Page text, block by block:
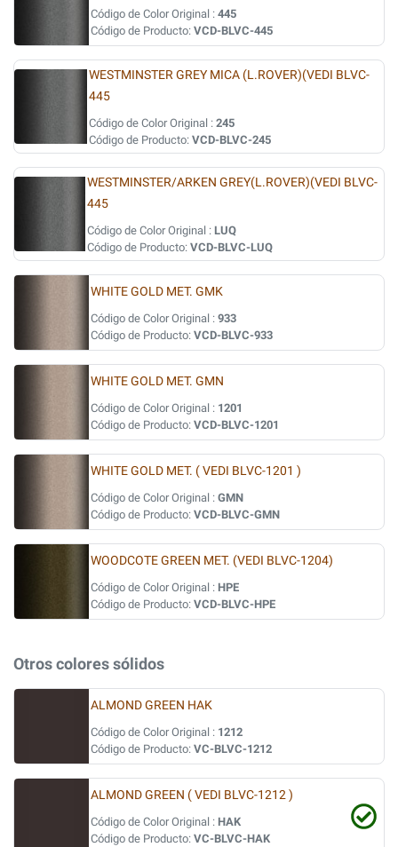
Código de Color Original : 445
Código de Producto: VCD-BLVC-445
WESTMINSTER GREY MICA (L.ROVER)(VEDI BLVC-
445
Código de Color Original : 245
Código de Producto: VCD-BLVC-245
WESTMINSTER/ARKEN GREY(L.ROVER)(VEDI BLVC-
445
Código de Color Original : LUQ
Código de Producto: VCD-BLVC-LUQ
WHITE GOLD MET. GMK
Código de Color Original : 933
Código de Producto: VCD-BLVC-933
WHITE GOLD MET. GMN
Código de Color Original : 1201
Código de Producto: VCD-BLVC-1201
WHITE GOLD MET. ( VEDI BLVC-1201 )
Código de Color Original : GMN
Código de Producto: VCD-BLVC-GMN
WOODCOTE GREEN MET. (VEDI BLVC-1204)
Código de Color Original : HPE
Código de Producto: VCD-BLVC-HPE
Otros colores sólidos
ALMOND GREEN HAK
Código de Color Original : 1212
Código de Producto: VC-BLVC-1212
ALMOND GREEN ( VEDI BLVC-1212 )
Código de Color Original : HAK
Código de Producto: VC-BLVC-HAK